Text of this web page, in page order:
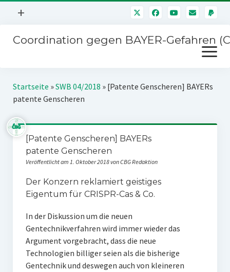
Menü
+
Mitmachen
Über uns
Kontakt
Impressum
Störfälle
Coordination gegen BAYER-Gefahren
Menü
öffnen
Kampagnen
Stichwort BAYER
Jahrestagung
Startseite »SWB 04/2018 » [Patente Genscheren] BAYERs
patente Genscheren
[Patente Genscheren] BAYERs
patente Genscheren
Veröffentlicht am 1. Oktober 2018 von CBG Redaktion
Der Konzern reklamiert geistiges
Eigentum für CRISPR-Cas & Co.
In der Diskussion um die neuen
Gentechnikverfahren wird immer wieder das
Argument vorgebracht, dass die neue
Technologien billiger seien als die bisherige
Gentechnik und deswegen auch von kleineren